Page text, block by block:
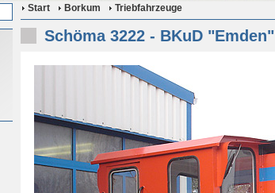
Start Borkum Triebfahrzeuge
Schöma 3222 - BKuD "Emden"